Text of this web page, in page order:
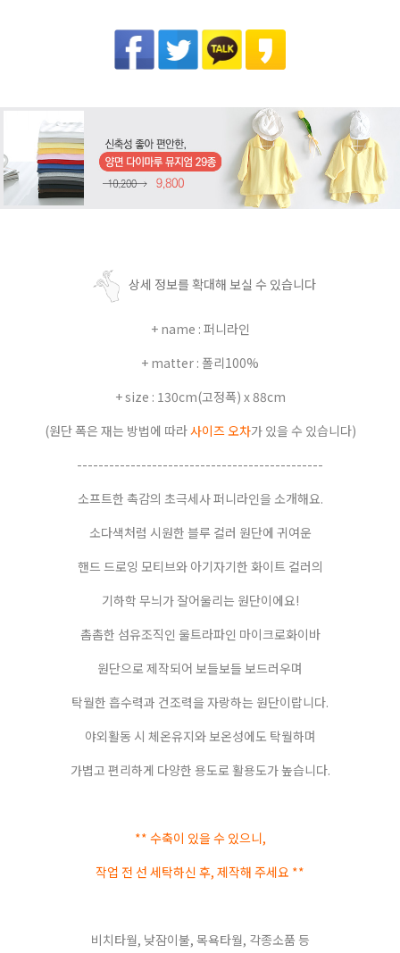
상세 정보를 확대해 보실 수 있습니다
+ name : 퍼니라인
+ matter : 폴리100%
+ size : 130cm(고정폭) x 88cm
(원단 폭은 재는 방법에 따라사이즈 오차가 있을 수 있습니다)
----------------------------------------------
소프트한 촉감의 초극세사 퍼니라인을 소개해요.
소다색처럼 시원한 블루 컬러 원단에 귀여운
핸드 드로잉 모티브와 아기자기한 화이트 컬러의
기하학 무늬가 잘어울리는 원단이에요!
촘촘한 섬유조직인 울트라파인 마이크로화이바
원단으로 제작되어 보들보들 보드러우며
탁월한 흡수력과 건조력을 자랑하는 원단이랍니다.
야외활동 시 체온유지와 보온성에도 탁월하며
가볍고 편리하게 다양한 용도로 활용도가 높습니다.
** 수축이 있을 수 있으니,
작업 전 선 세탁하신 후, 제작해 주세요 **
비치타월, 낮잠이불, 목욕타월, 각종소품 등